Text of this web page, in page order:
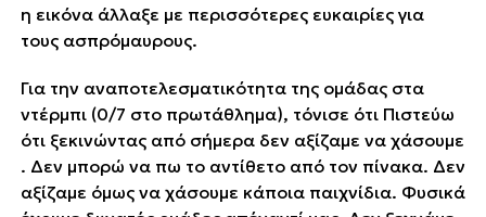
η εικόνα άλλαξε με περισσότερες ευκαιρίες για
τους ασπρόμαυρους.
Για την αναποτελεσματικότητα της ομάδας στα
ντέρμπι (0/7 στο πρωτάθλημα), τόνισε ότι ΄΄Πιστεύω
ότι ξεκινώντας από σήμερα δεν αξίζαμε να χάσουμε
. Δεν μπορώ να πω το αντίθετο από τον πίνακα. Δεν
αξίζαμε όμως να χάσουμε κάποια παιχνίδια. Φυσικά